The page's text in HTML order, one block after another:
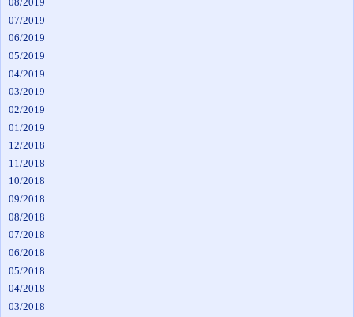
07/2019
06/2019
05/2019
04/2019
03/2019
02/2019
01/2019
12/2018
11/2018
10/2018
09/2018
08/2018
07/2018
06/2018
05/2018
04/2018
03/2018